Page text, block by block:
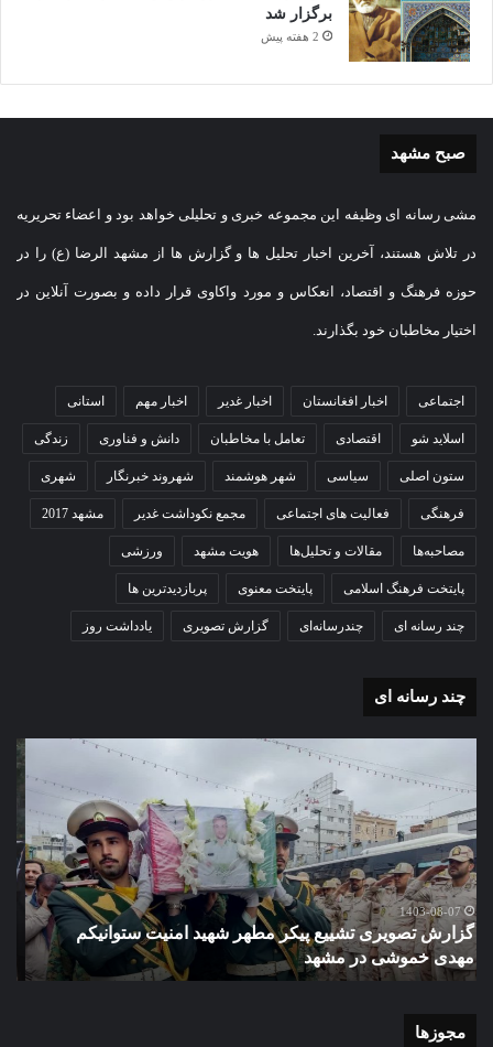
برگزار شد
2 هفته پیش
صبح مشهد
مشی رسانه ای وظیفه این مجموعه خبری و تحلیلی خواهد بود و اعضاء تحریریه
در تلاش هستند، آخرین اخبار تحلیل ها و گزارش ها از مشهد الرضا (ع) را در
حوزه فرهنگ و اقتصاد، انعکاس و مورد واکاوی قرار داده و بصورت آنلاین در
اختیار مخاطبان خود بگذارند.
اجتماعی اخبار افغانستان اخبار غدیر اخبار مهم استانی
اسلاید شو اقتصادی تعامل با مخاطبان دانش و فناوری زندگی
ستون اصلی سیاسی شهر هوشمند شهروند خبرنگار شهری
فرهنگی فعالیت های اجتماعی مجمع نکوداشت غدیر مشهد 2017
مصاحبه‌ها مقالات و تحلیل‌ها هویت مشهد ورزشی
پایتخت فرهنگ اسلامی پایتخت معنوی پربازدیدترین ها
چند رسانه ای چندرسانه‌ای گزارش تصویری یادداشت روز
چند رسانه ای
آغاز
سال
تحصیلی
دبیرستان
نمونه
دولتی
دخترانه
کوثر
با
1403-07-02
گزارش تصویری آغاز سال تحصیلی دبیرستان نمونه دولتی
دخترانه کوثر با حضورشهردار منطقه یک و نایب رئیس شورای
شهر مشهد
مجوزها